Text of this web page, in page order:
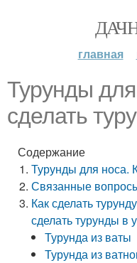
главная
Турунды
сделать
Содержание
Турунды для носа.
Связанные
Как сделать
сделать турунды в
Турунда из ваты
Турунда из